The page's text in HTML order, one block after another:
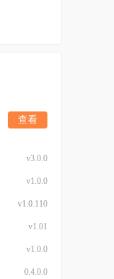
查看
v3.0.0
v1.0.0
v1.0.110
v1.01
v1.0.0
0.4.0.0